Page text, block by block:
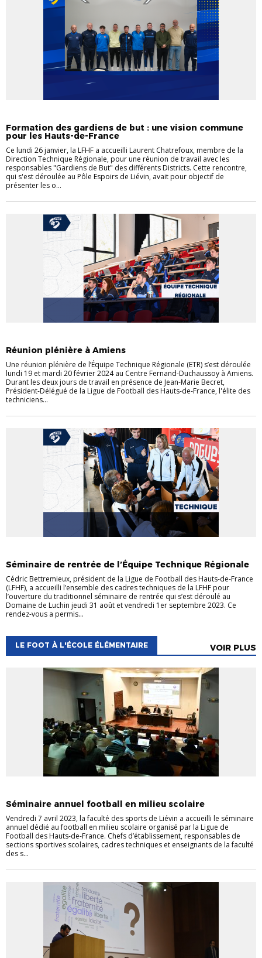
Formation des gardiens de but : une vision commune
pour les Hauts-de-France
Ce lundi 26 janvier, la LFHF a accueilli Laurent Chatrefoux, membre de la
Direction Technique Régionale, pour une réunion de travail avec les
responsables "Gardiens de But" des différents Districts. Cette rencontre,
qui s'est déroulée au Pôle Espoirs de Liévin, avait pour objectif de
présenter les o...
Réunion plénière à Amiens
Une réunion plénière de l’Équipe Technique Régionale (ETR) s’est déroulée
lundi 19 et mardi 20 février 2024 au Centre Fernand-Duchaussoy à Amiens.
Durant les deux jours de travail en présence de Jean-Marie Becret,
Président-Délégué de la Ligue de Football des Hauts-de-France, l'élite des
techniciens...
Séminaire de rentrée de l’Équipe Technique Régionale
Cédric Bettremieux, président de la Ligue de Football des Hauts-de-France
(LFHF), a accueilli l’ensemble des cadres techniques de la LFHF pour
l’ouverture du traditionnel séminaire de rentrée qui s’est déroulé au
Domaine de Luchin jeudi 31 août et vendredi 1er septembre 2023. Ce
rendez-vous a permis...
LE FOOT À L'ÉCOLE ÉLÉMENTAIRE VOIR PLUS
Séminaire annuel football en milieu scolaire
Vendredi 7 avril 2023, la faculté des sports de Liévin a accueilli le séminaire
annuel dédié au football en milieu scolaire organisé par la Ligue de
Football des Hauts-de-France. Chefs d’établissement, responsables de
sections sportives scolaires, cadres techniques et enseignants de la faculté
des s...